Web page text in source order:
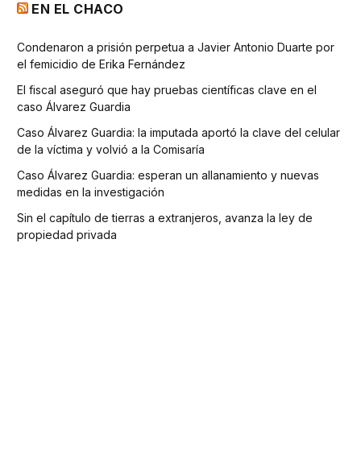
EN EL CHACO
Condenaron a prisión perpetua a Javier Antonio Duarte por
el femicidio de Erika Fernández
El fiscal aseguró que hay pruebas científicas clave en el
caso Álvarez Guardia
Caso Álvarez Guardia: la imputada aportó la clave del celular
de la víctima y volvió a la Comisaría
Caso Álvarez Guardia: esperan un allanamiento y nuevas
medidas en la investigación
Sin el capítulo de tierras a extranjeros, avanza la ley de
propiedad privada